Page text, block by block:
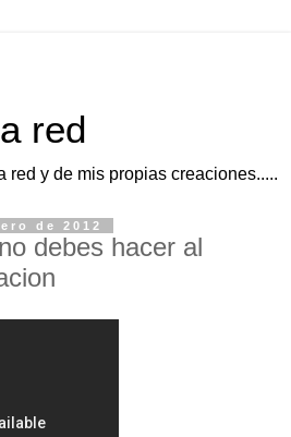
red
red y de mis propias creaciones.....
de 2012
debes hacer al